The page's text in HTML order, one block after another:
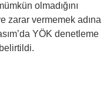
olmadığını
zarar vermemek adına
YÖK denetleme